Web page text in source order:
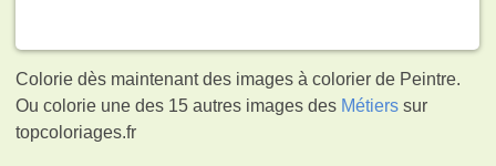
Colorie dès maintenant des images à colorier de Peintre.
Ou colorie une des 15 autres images des Métiers sur
topcoloriages.fr